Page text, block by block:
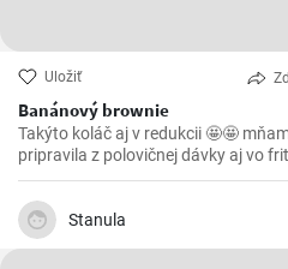
Uložiť
Banánový brownie
Takýto koláč aj v redukcii 🤩🤩
pripravila z polovičnej dávky aj vo
Stanula